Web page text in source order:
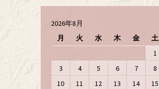
2026年8月
月
火 水 木 金 土
1
3
4 5 6 7 8
10
11 12 13 14 15